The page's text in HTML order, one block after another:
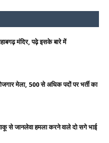
मंदिर, पढ़े इसके बारे में
मेला, 500 से अधिक पदों पर भर्ती का
से जानलेवा हमला करने वाले दो सगे भाई